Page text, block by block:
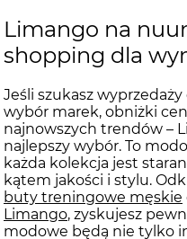
Limango na
shopping dla
Jeśli szukasz
wybór marek, obniżki
najnowszych trendów –
najlepszy wybór. To
każda kolekcja jest
kątem jakości i stylu.
buty treningowe męskie
Limango, zyskujesz
modowe będą nie tylko